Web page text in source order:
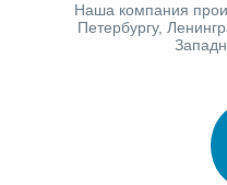
Наша компания
Петербургу,